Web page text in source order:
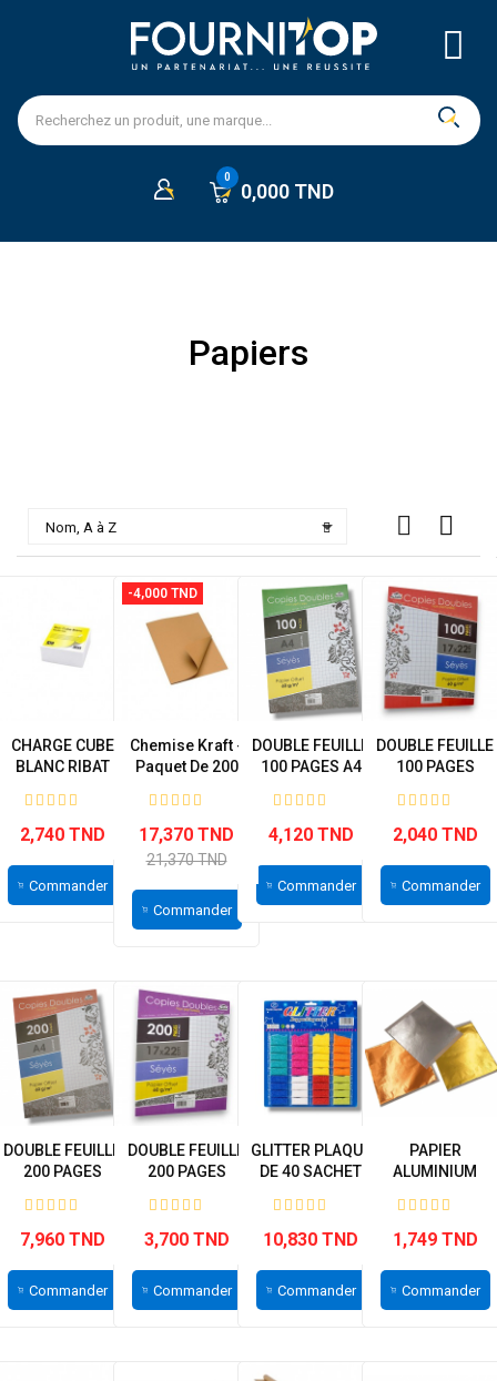
0,000 TND
Papiers
Nom, A à Z 
CHARGE CUBE
BLANC RIBAT
2,740 TND
Commander
-4,000 TND
Chemise Kraft -
Paquet De 200
17,370 TND
21,370 TND
Commander
DOUBLE FEUILLE
100 PAGES A4
4,120 TND
Commander
DOUBLE FEUILLE
100 PAGES
2,040 TND
Commander
DOUBLE FEUILLE
200 PAGES
MODELE...
7,960 TND
Commander
DOUBLE FEUILLE
200 PAGES
3,700 TND
Commander
GLITTER PLAQUE
DE 40 SACHET
10,830 TND
Commander
PAPIER
ALUMINIUM
REF...
1,749 TND
Commander